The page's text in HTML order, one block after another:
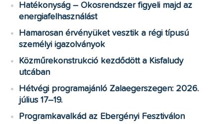
Hatékonyság – Okosrendszer figyeli majd az
energiafelhasználást
Hamarosan érvényüket vesztik a régi típusú
személyi igazolványok
Közműrekonstrukció kezdődött a Kisfaludy
utcában
Hétvégi programajánló Zalaegerszegen: 2026.
július 17–19.
Programkavalkád az Ebergényi Fesztiválon